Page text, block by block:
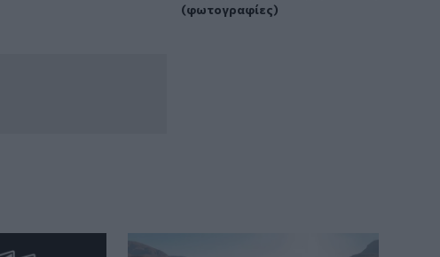
(φωτογραφίες)